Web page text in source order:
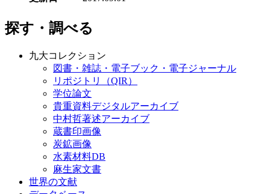
探す・調べる
九大コレクション
図書・雑誌・電子ブック・電子ジャーナル
リポジトリ（QIR）
学位論文
貴重資料デジタルアーカイブ
中村哲著述アーカイブ
蔵書印画像
炭鉱画像
水素材料DB
麻生家文書
世界の文献